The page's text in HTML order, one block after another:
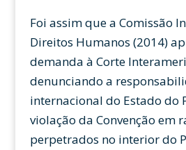
Foi assim que a Comissão
Direitos Humanos (2014)
demanda à Corte
denunciando a
internacional do Estado do
violação da Convenção em
perpetrados no interior do